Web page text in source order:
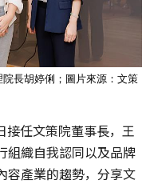
長胡婷俐；圖片來源：文策
接任文策院董事長，王
組織自我認同以及品牌
容產業的趨勢，分享文